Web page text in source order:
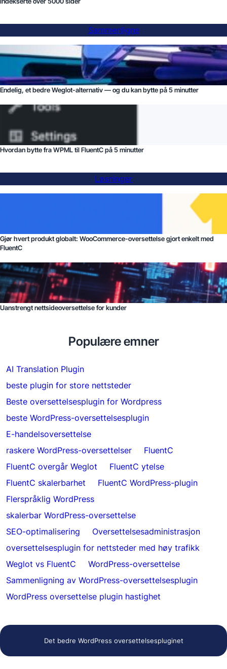
Sammenligne
Endelig, et bedre Weglot-alternativ — og du kan bytte på 5 minutter
Hvordan bytte fra WPML til FluentC på 5 minutter
Løsninger
Gjør hvert produkt globalt: WooCommerce-oversettelse gjort enkelt med
FluentC
Uanstrengt nettsideoversettelse for kunder
Populære emner
AI Translation Plugin
beste plugin for store nettsteder
Beste oversettelsesplugin for Wordpress
beste WordPress-oversettelsesplugin
E-handelsoversettelse
raskere WordPress-oversettelser
FluentC
FluentC overgår Weglot
FluentC ytelse
FluentC skalerbarhet
FluentC WordPress-plugin
Flerspråklig WordPress
skalerbar WordPress-oversettelse
SEO-optimalisering
Oversettelsesadministrasjon
oversettelsesplugin for nettsteder med høy trafikk
Weglot vs FluentC
WordPress-oversettelse
Sammenligning av WordPress-oversettelsesplugin
WordPress oversettelse plugin hastighet
Det bedre WordPress oversettelsespluginet